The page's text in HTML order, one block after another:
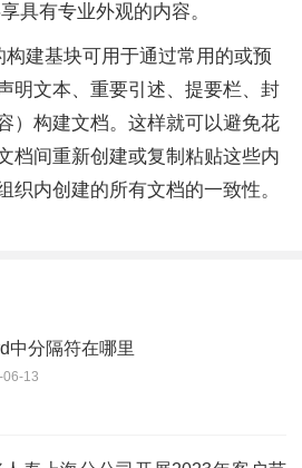
具有专业外观的内容。
建基块可用于通过常用的或预
明文本、重要引述、提要栏、封
）构建文档。这样就可以避免花
档间重新创建或复制粘贴这些内
织内创建的所有文档的一致性。
中分隔符在哪里
06-13